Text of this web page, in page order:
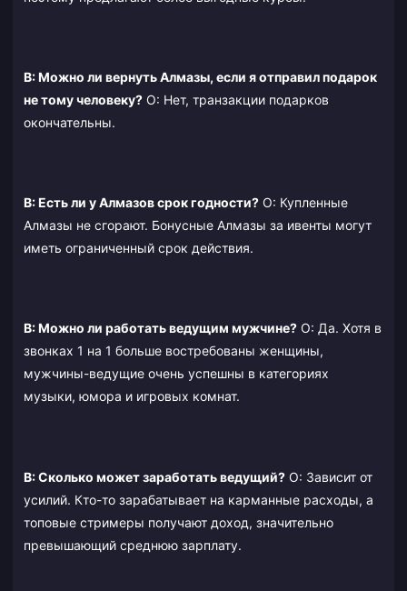
В: Можно ли вернуть Алмазы, если я отправил подарок
не тому человеку? О: Нет, транзакции подарков
окончательны.
В: Есть ли у Алмазов срок годности? О: Купленные
Алмазы не сгорают. Бонусные Алмазы за ивенты могут
иметь ограниченный срок действия.
В: Можно ли работать ведущим мужчине? О: Да. Хотя в
звонках 1 на 1 больше востребованы женщины,
мужчины-ведущие очень успешны в категориях
музыки, юмора и игровых комнат.
В: Сколько может заработать ведущий? О: Зависит от
усилий. Кто-то зарабатывает на карманные расходы, а
топовые стримеры получают доход, значительно
превышающий среднюю зарплату.